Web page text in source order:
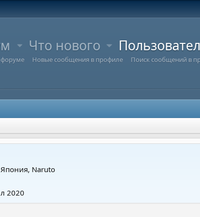
Что нового
форуме Новые сообщения в профиле Поиск сообщений в
Япония, Naruto
2020